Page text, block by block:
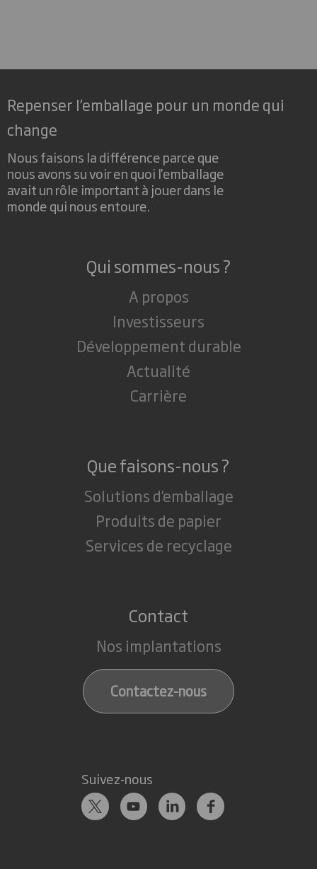
Repenser l’emballage pour un monde qui
change
Nous faisons la différence parce que
nous avons su voir en quoi l'emballage
avait un rôle important à jouer dans le
monde qui nous entoure.
Qui sommes-nous ?
A propos
Investisseurs
Développement durable
Actualité
Carrière
Que faisons-nous ?
Solutions d'emballage
Produits de papier
Services de recyclage
Contact
Nos implantations
Contactez-nous
Suivez-nous